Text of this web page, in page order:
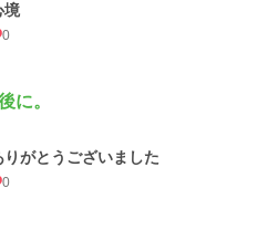
境
0
に。
りがとうございました
0